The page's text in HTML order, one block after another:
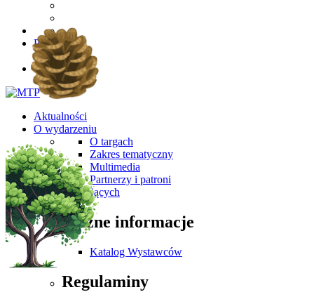
PL
EN
Aktualności
O wydarzeniu
O targach
Zakres tematyczny
Multimedia
Partnerzy i patroni
Dla Zwiedzających
Ważne informacje
Katalog Wystawców
Regulaminy